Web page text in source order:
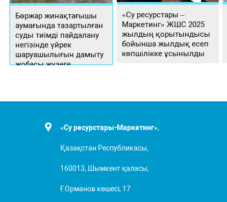
Бөржар жинақтағышы
аумағында тазартылған
суды тиімді пайдалану
негізінде үйрек
шаруашылығын дамыту
жобасы жүзеге
«Су ресурстары –
Маркетинг» ЖШС 2025
жылдың қорытындысы
бойынша жылдық есеп
көпшілікке ұсынылды
«Су ресурстары-Маркетинг»,
Қазақстан Республикасы,
160013, Шымкент қаласы,
Ғ.Орманов көшесі, 17